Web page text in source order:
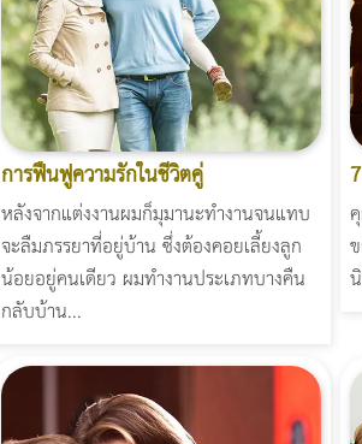
การฟื้นฟูความรักในชีวิตคู่
หลังจากแต่งงานผมก็มุมานะทำงานจนแทบ
จะลืมภรรยาที่อยู่บ้าน ซึ่งต้องคอยเลี้ยงลูก
น้อยอยู่คนเดียว ผมทำงานประเภทบางคืน
กลับบ้าน...